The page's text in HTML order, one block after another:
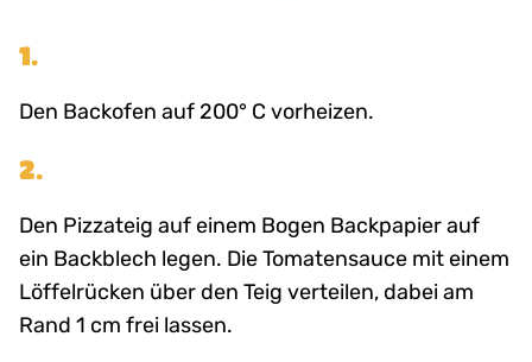
1.
Den Backofen auf 200° C vorheizen.
2.
Den Pizzateig auf einem Bogen Backpapier auf
ein Backblech legen. Die Tomatensauce mit einem
Löffelrücken über den Teig verteilen, dabei am
Rand 1 cm frei lassen.